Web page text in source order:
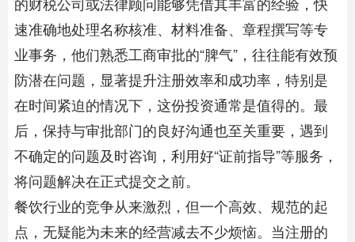
速准确地处理名称核准、材料准备、章程撰写等专
业事务，他们熟悉工商审批的“脾气”，往往能有效预
防潜在问题，显著提升注册效率和成功率，特别是
在时间紧迫的情况下，这份投资通常是值得的。最
后，保持与审批部门的良好沟通也至关重要，遇到
不确定的问题及时咨询，利用好“证前指导”等服务，
将问题解决在正式提交之前。
餐饮行业的竞争从来激烈，但一个高效、规范的起
点，无疑能为未来的经营减去不少烦恼。当注册的